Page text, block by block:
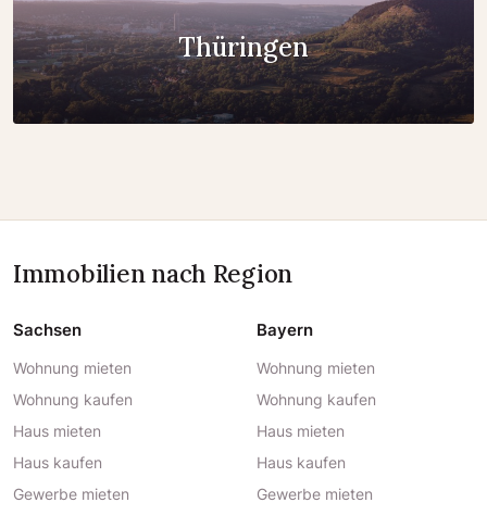
Thüringen
Immobilien nach Region
Sachsen
Wohnung mieten
Wohnung kaufen
Haus mieten
Haus kaufen
Gewerbe mieten
Bayern
Wohnung mieten
Wohnung kaufen
Haus mieten
Haus kaufen
Gewerbe mieten